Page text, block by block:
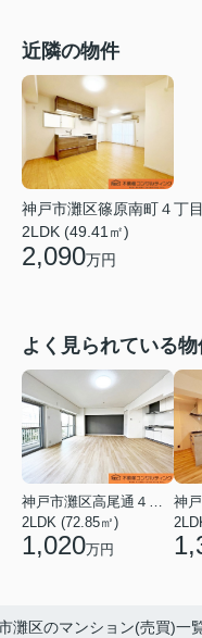
近隣の物件
神戸市灘区篠原南町４丁目
2LDK (49.41㎡)
2,090万円
よく見られている物
神戸市灘区高尾通４丁目
2LDK (72.85㎡)
1,020万円
神
灘区のマンション(売買)一